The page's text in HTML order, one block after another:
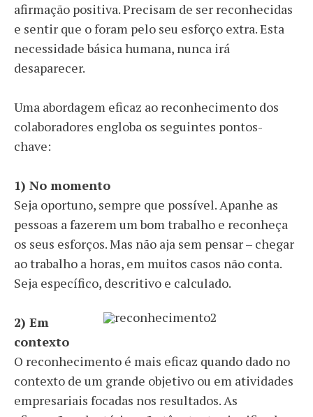
afirmação positiva. Precisam de ser reconhecidas
e sentir que o foram pelo seu esforço extra. Esta
necessidade básica humana, nunca irá
desaparecer.
Uma abordagem eficaz ao reconhecimento dos
colaboradores engloba os seguintes pontos-
chave:
1) No momento
Seja oportuno, sempre que possível. Apanhe as
pessoas a fazerem um bom trabalho e reconheça
os seus esforços. Mas não aja sem pensar – chegar
ao trabalho a horas, em muitos casos não conta.
Seja específico, descritivo e calculado.
2) Em
contexto
O reconhecimento é mais eficaz quando dado no
contexto de um grande objetivo ou em atividades
empresariais focadas nos resultados. As